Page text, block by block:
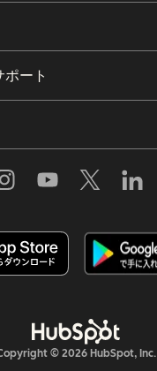
ート
© 2026 HubSpot, Inc.